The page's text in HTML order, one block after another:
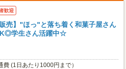
歓迎
販売】"ほっ"と落ち着く和菓子屋さん
学生さん活躍中☆
(1日あたり1000円まで）